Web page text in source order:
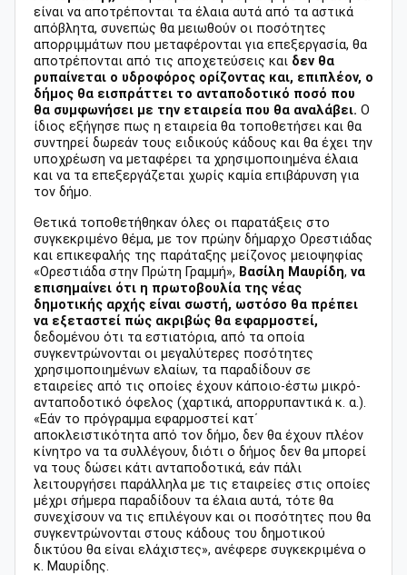
είναι να αποτρέπονται τα έλαια αυτά από τα αστικά
απόβλητα, συνεπώς θα μειωθούν οι ποσότητες
απορριμμάτων που μεταφέρονται για επεξεργασία, θα
αποτρέπονται από τις αποχετεύσεις και δεν θα
ρυπαίνεται ο υδροφόρος ορίζοντας και, επιπλέον, ο
δήμος θα εισπράττει το ανταποδοτικό ποσό που
θα συμφωνήσει με την εταιρεία που θα αναλάβει. Ο
ίδιος εξήγησε πως η εταιρεία θα τοποθετήσει και θα
συντηρεί δωρεάν τους ειδικούς κάδους και θα έχει την
υποχρέωση να μεταφέρει τα χρησιμοποιημένα έλαια
και να τα επεξεργάζεται χωρίς καμία επιβάρυνση για
τον δήμο.
Θετικά τοποθετήθηκαν όλες οι παρατάξεις στο
συγκεκριμένο θέμα, με τον πρώην δήμαρχο Ορεστιάδας
και επικεφαλής της παράταξης μείζονος μειοψηφίας
«Ορεστιάδα στην Πρώτη Γραμμή», Βασίλη Μαυρίδη, να
επισημαίνει ότι η πρωτοβουλία της νέας
δημοτικής αρχής είναι σωστή, ωστόσο θα πρέπει
να εξεταστεί πώς ακριβώς θα εφαρμοστεί,
δεδομένου ότι τα εστιατόρια, από τα οποία
συγκεντρώνονται οι μεγαλύτερες ποσότητες
χρησιμοποιημένων ελαίων, τα παραδίδουν σε
εταιρείες από τις οποίες έχουν κάποιο-έστω μικρό-
ανταποδοτικό όφελος (χαρτικά, απορρυπαντικά κ. α.).
«Εάν το πρόγραμμα εφαρμοστεί κατ΄
αποκλειστικότητα από τον δήμο, δεν θα έχουν πλέον
κίνητρο να τα συλλέγουν, διότι ο δήμος δεν θα μπορεί
να τους δώσει κάτι ανταποδοτικά, εάν πάλι
λειτουργήσει παράλληλα με τις εταιρείες στις οποίες
μέχρι σήμερα παραδίδουν τα έλαια αυτά, τότε θα
συνεχίσουν να τις επιλέγουν και οι ποσότητες που θα
συγκεντρώνονται στους κάδους του δημοτικού
δικτύου θα είναι ελάχιστες», ανέφερε συγκεκριμένα ο
κ. Μαυρίδης.